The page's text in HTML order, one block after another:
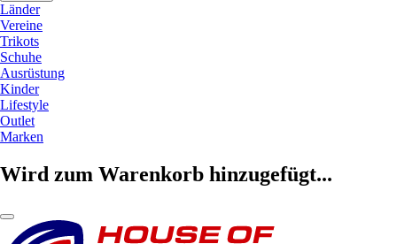
Länder
Vereine
Trikots
Schuhe
Ausrüstung
Kinder
Lifestyle
Outlet
Marken
Wird zum Warenkorb hinzugefügt...